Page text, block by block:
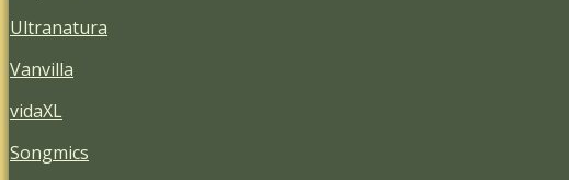
Ultranatura
Vanvilla
vidaXL
Songmics